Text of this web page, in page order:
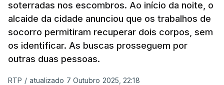
soterradas nos escombros. Ao início da noite, o
alcaide da cidade anunciou que os trabalhos de
socorro permitiram recuperar dois corpos, sem
os identificar. As buscas prosseguem por
outras duas pessoas.
RTP / atualizado 7 Outubro 2025, 22:18